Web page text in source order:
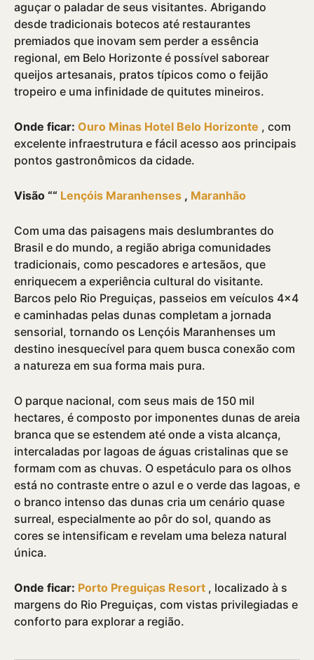
aguçar o paladar de seus visitantes. Abrigando
desde tradicionais botecos até restaurantes
premiados que inovam sem perder a essência
regional, em Belo Horizonte é possí­vel saborear
queijos artesanais, pratos tí­picos como o feijão
tropeiro e uma infinidade de quitutes mineiros.
Onde ficar: Ouro Minas Hotel Belo Horizonte , com
excelente infraestrutura e fácil acesso aos principais
pontos gastronômicos da cidade.
Visão ““ Lençóis Maranhenses , Maranhão
Com uma das paisagens mais deslumbrantes do
Brasil e do mundo, a região abriga comunidades
tradicionais, como pescadores e artesãos, que
enriquecem a experiência cultural do visitante.
Barcos pelo Rio Preguiças, passeios em veí­culos 4×4
e caminhadas pelas dunas completam a jornada
sensorial, tornando os Lençóis Maranhenses um
destino inesquecí­vel para quem busca conexão com
a natureza em sua forma mais pura.
O parque nacional, com seus mais de 150 mil
hectares, é composto por imponentes dunas de areia
branca que se estendem até onde a vista alcança,
intercaladas por lagoas de águas cristalinas que se
formam com as chuvas. O espetáculo para os olhos
está no contraste entre o azul e o verde das lagoas, e
o branco intenso das dunas cria um cenário quase
surreal, especialmente ao pôr do sol, quando as
cores se intensificam e revelam uma beleza natural
única.
Onde ficar: Porto Preguiças Resort , localizado à s
margens do Rio Preguiças, com vistas privilegiadas e
conforto para explorar a região.